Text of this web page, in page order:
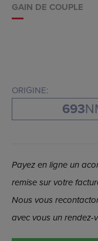
GAIN DE COUPLE
ORIGINE:
693
Payez en ligne un
remise sur votre
Nous vous
avec vous un rendez-